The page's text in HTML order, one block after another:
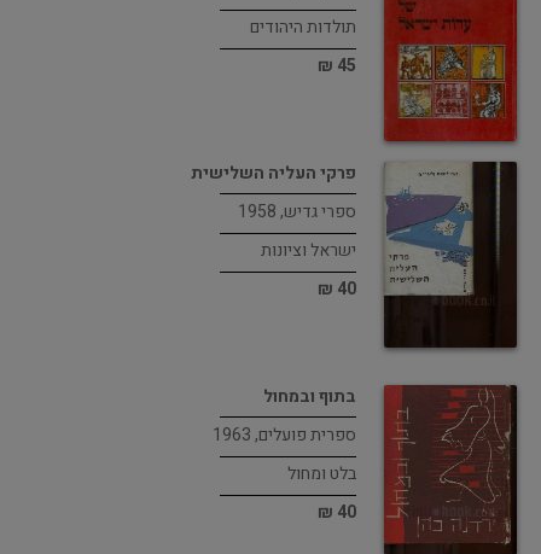
תולדות היהודים
45 ₪
פרקי העליה השלישית
ספרי גדיש, 1958
ישראל וציונות
40 ₪
בתוף ובמחול
ספרית פועלים, 1963
בלט ומחול
40 ₪